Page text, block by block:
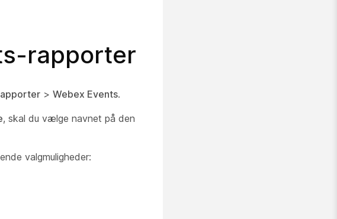
rapporter
> Webex Events.
, skal du vælge navnet på den
valgmuligheder: